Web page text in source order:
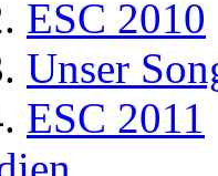
ESC 2010
Unser
ESC 2011